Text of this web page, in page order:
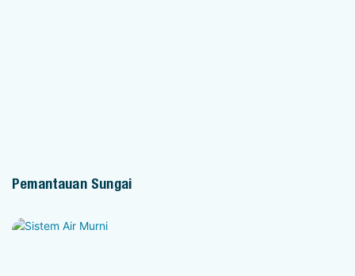
Pemantauan Sungai